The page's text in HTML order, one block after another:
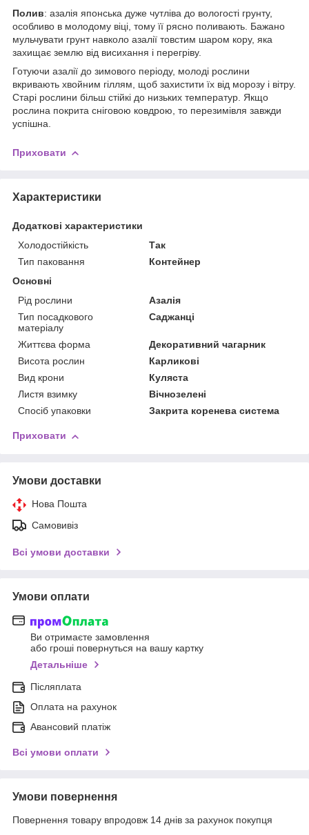
Полив: азалія японська дуже чутліва до вологості грунту,
особливо в молодому віці, тому її рясно поливають. Бажано
мульчувати грунт навколо азалії товстим шаром кору, яка
захищає землю від висихання і перегріву.
Готуючи азалії до зимового періоду, молоді рослини
вкривають хвойним гіллям, щоб захистити їх від морозу і вітру.
Старі рослини більш стійкі до низьких температур. Якщо
рослина покрита сніговою ковдрою, то перезимівля завжди
успішна.
Приховати
Характеристики
Додаткові характеристики
Холодостійкість
Так
Тип паковання
Контейнер
Основні
Рід рослини
Азалія
Тип посадкового
матеріалу
Саджанці
Життєва форма
Декоративний чагарник
Висота рослин
Карликові
Вид крони
Куляста
Листя взимку
Вічнозелені
Спосіб упаковки
Закрита коренева система
Приховати
Умови доставки
Нова Пошта
Самовивіз
Всі умови доставки
Умови оплати
Ви отримаєте замовлення
або гроші повернуться на вашу картку
Детальніше
Післяплата
Оплата на рахунок
Авансовий платіж
Всі умови оплати
Умови повернення
Повернення товару впродовж 14 днів за рахунок покупця